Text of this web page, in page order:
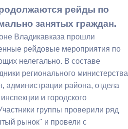
рейды по
занятых граждан.
Владикавказа прошли
рейдовые мероприятия по
нелегально. В составе
регионального министерства
администрации района, отдела
и городского
группы проверили ряд
рынок" и провели с